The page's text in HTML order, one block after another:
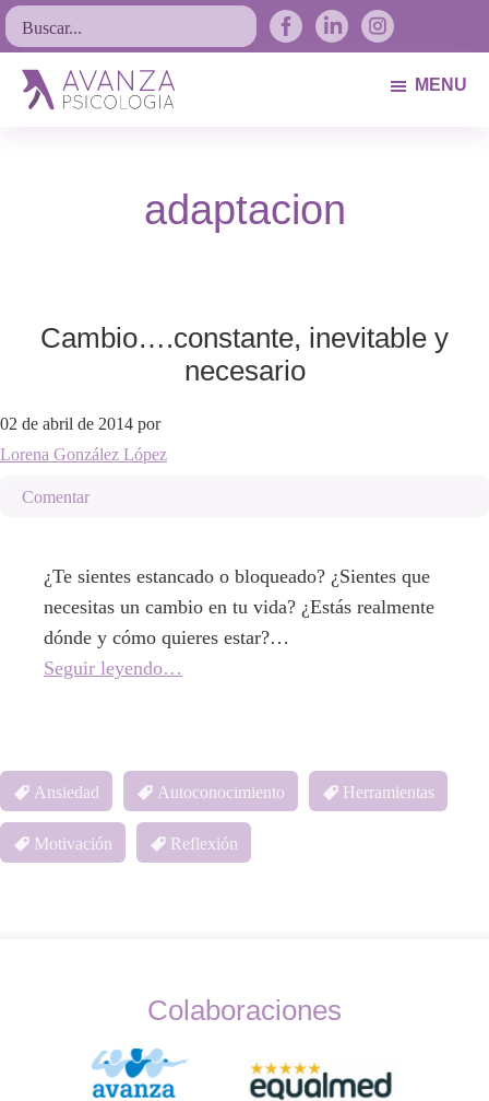
Saltar
a
navegación
Saltar
al
contenido
principal
Saltar
al
pie
Buscar...
MENU
adaptacion
Cambio….constante, inevitable y
necesario
02 de abril de 2014 por
Lorena González López
Comentar
¿Te sientes estancado o bloqueado? ¿Sientes que
necesitas un cambio en tu vida? ¿Estás realmente
dónde y cómo quieres estar?…
Seguir leyendo…
Ansiedad Autoconocimiento Herramientas
Motivación Reflexión
Colaboraciones